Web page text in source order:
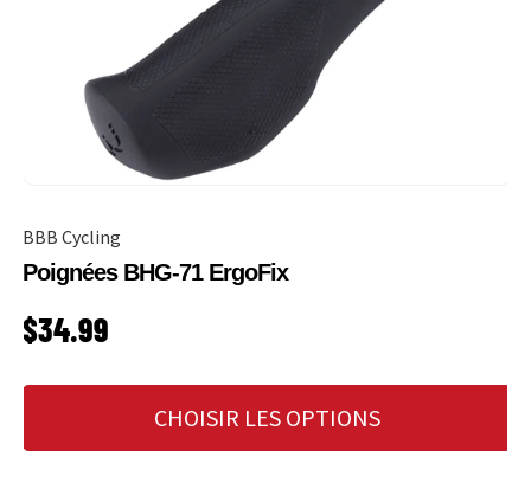
BBB Cycling
Poignées BHG-71 ErgoFix
PRIX HABITUEL
$34.99
CHOISIR LES OPTIONS